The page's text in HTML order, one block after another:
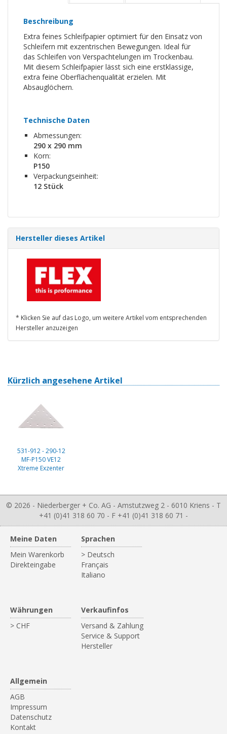
Beschreibung
Extra feines Schleifpapier optimiert für den Einsatz von
Schleifern mit exzentrischen Bewegungen. Ideal für
das Schleifen von Verspachtelungen im Trockenbau.
Mit diesem Schleifpapier lässt sich eine erstklassige,
extra feine Oberflächenqualität erzielen. Mit
Absauglöchern.
Technische Daten
Abmessungen:
290 x 290 mm
Korn:
P150
Verpackungseinheit:
12 Stück
Hersteller dieses Artikel
* Klicken Sie auf das Logo, um weitere Artikel vom entsprechenden
Hersteller anzuzeigen
Kürzlich angesehene Artikel
531-912 - 290-12
MF-P150 VE12
Xtreme Exzenter
© 2026 - Niederberger + Co. AG - Amstutzweg 2 - 6010 Kriens - T
+41 (0)41 318 60 70 - F +41 (0)41 318 60 71 -
Meine Daten
Mein Warenkorb
Direkteingabe
Sprachen
> Deutsch
Français
Italiano
Währungen
> CHF
Verkaufinfos
Versand & Zahlung
Service & Support
Hersteller
Allgemein
AGB
Impressum
Datenschutz
Kontakt